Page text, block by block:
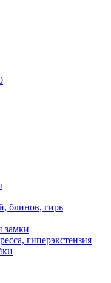
блинов, гирь
замки
гиперэкстензия